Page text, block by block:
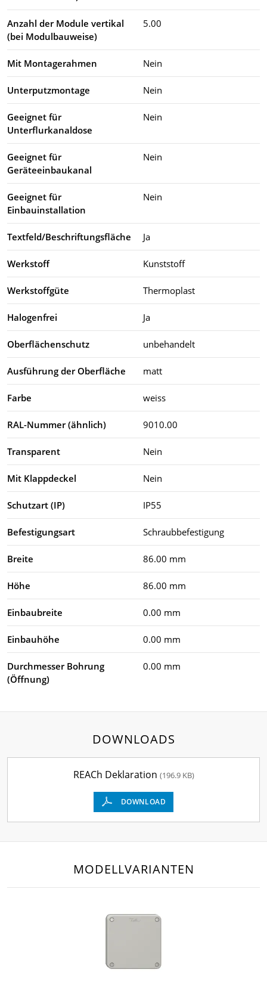
Anzahl der Module vertikal
(bei Modulbauweise)
5.00
Mit Montagerahmen Nein
Unterputzmontage Nein
Geeignet für
Unterflurkanaldose
Nein
Geeignet für
Geräteeinbaukanal
Nein
Geeignet für
Einbauinstallation
Nein
Textfeld/Beschriftungsfläche Ja
Werkstoff Kunststoff
Werkstoffgüte Thermoplast
Halogenfrei Ja
Oberflächenschutz unbehandelt
Ausführung der Oberfläche matt
Farbe weiss
RAL-Nummer (ähnlich) 9010.00
Transparent Nein
Mit Klappdeckel Nein
Schutzart (IP) IP55
Befestigungsart Schraubbefestigung
Breite 86.00 mm
Höhe 86.00 mm
Einbaubreite 0.00 mm
Einbauhöhe 0.00 mm
Durchmesser Bohrung
(Öffnung)
0.00 mm
DOWNLOADS
REACh Deklaration (196.9 KB)
DOWNLOAD
MODELLVARIANTEN